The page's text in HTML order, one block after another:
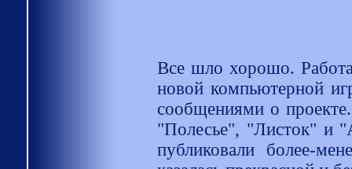
Все шло хорошо. Работа
новой компьютерной
сообщениями о
"Полесье", "Листок" и
публиковали более-